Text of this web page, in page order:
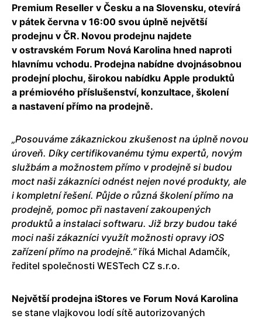
Premium Reseller v Česku a na Slovensku, otevírá
v pátek června v 16:00 svou úplně největší
prodejnu v ČR. Novou prodejnu najdete
v ostravském Forum Nová Karolina hned naproti
hlavnímu vchodu. Prodejna nabídne dvojnásobnou
prodejní plochu, širokou nabídku Apple produktů
a prémiového příslušenství, konzultace, školení
a nastavení přímo na prodejně.
„Posouváme zákaznickou zkušenost na úplně novou
úroveň. Díky certifikovanému týmu expertů, novým
službám a možnostem přímo v prodejně si budou
moct naši zákazníci odnést nejen nové produkty, ale
i kompletní řešení. Půjde o různá školení přímo na
prodejně, pomoc při nastavení zakoupených
produktů a instalaci softwaru. Již brzy budou také
moci naši zákazníci využít možnosti opravy iOS
zařízení přímo na prodejně.”říká Michal Adamčík,
ředitel společnosti WESTech CZ s.r.o.
Největší prodejna iStores ve Forum Nová Karolina
se stane vlajkovou lodí sítě autorizovaných